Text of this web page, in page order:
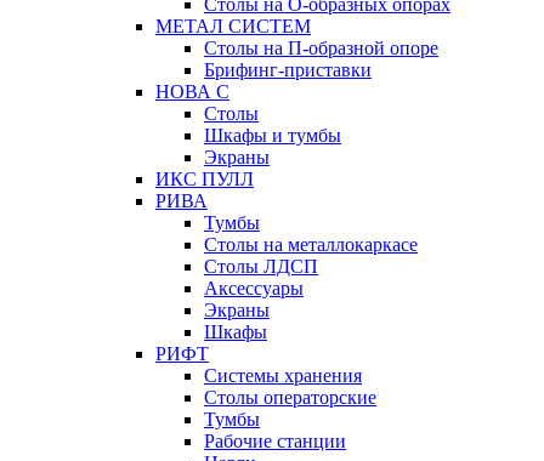
Столы на О-образных опорах
МЕТАЛ СИСТЕМ
Столы на П-образной опоре
Брифинг-приставки
НОВА С
Столы
Шкафы и тумбы
Экраны
ИКС ПУЛЛ
РИВА
Тумбы
Столы на металлокаркасе
Столы ЛДСП
Аксессуары
Экраны
Шкафы
РИФТ
Системы хранения
Столы операторские
Тумбы
Рабочие станции